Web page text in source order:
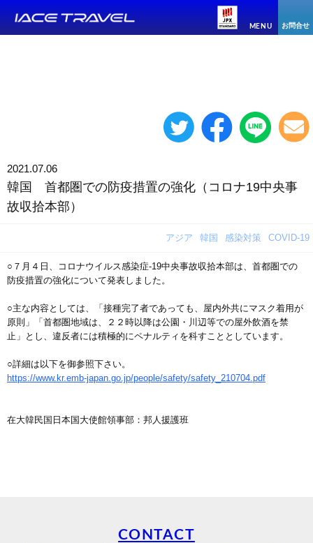
MENU お問合せ
2021.07.06
韓国 首都圏での防疫措置の強化（コロナ19中央事
故収拾本部）
アジア 韓国 感染対策 COVID-19
○７月４日、コロナウイルス感染症-19中央事故収拾本部は、首都圏での
防疫措置の強化について発表しました。
○主な内容としては、「接種完了者であっても、屋内外共にマスク着用が
原則」「首都圏地域は、２２時以降は公園・川辺等での屋外飲酒を禁
止」とし、違反者には積極的にペナルティを科すこととしています。
○詳細は以下を御参照下さい。
https://www.kr.emb-japan.go.jp/people/safety/safety_210704.pdf
在大韓民国日本国大使館領事部：邦人援護班
CONTACT